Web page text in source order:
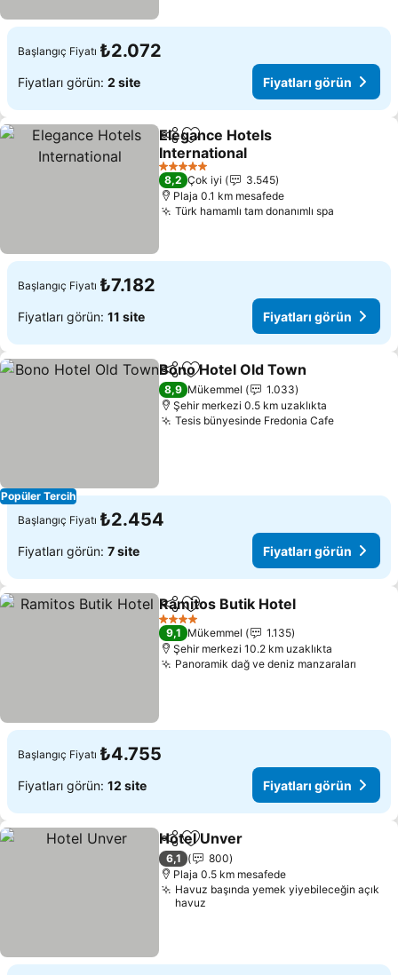
Başlangıç Fiyatı ₺2.072
Fiyatları görün: 2 site Fiyatları görün
PaylaşFavorilerime ekle
Elegance Hotels
International
Fiyatları görün
5 Yıldız
8,2 Çok iyi
3.545
Plaja 0.1 km mesafede
Türk hamamlı tam donanımlı spa
Başlangıç Fiyatı ₺7.182
Fiyatları görün: 11 site Fiyatları görün
Popüler Tercih
PaylaşFavorilerime ekle
Bono Hotel Old Town
8,9 Mükemmel
1.033
Şehir merkezi 0.5 km uzaklıkta
Tesis bünyesinde Fredonia CafeFiyatları
Başlangıç Fiyatı ₺2.454
Fiyatları görün: 7 site Fiyatları görün
PaylaşFavorilerime ekle
Ramitos Butik Hotel
4 Yıldız
9,1 Mükemmel
1.135
Şehir merkezi 10.2 km uzaklıkta
Panoramik dağ ve deniz manzaraları
Başlangıç Fiyatı ₺4.755
Fiyatları görün: 12 site Fiyatları görün
PaylaşFavorilerime ekle
Hotel Unver
6,1
800
Plaja 0.5 km mesafede
Havuz başında yemek yiyebileceğin açık
havuz